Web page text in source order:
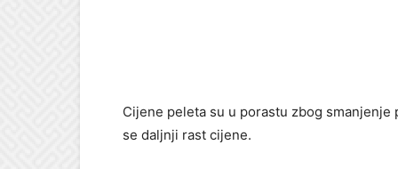
Cijene peleta su u porastu zbog
se daljnji rast cijene.